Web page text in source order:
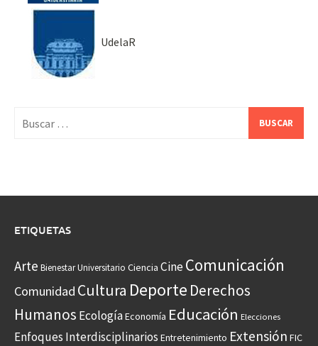
UdelaR
ETIQUETAS
Arte Bienestar Universitario Ciencia CineComunicación
Comunidad Cultura Deporte Derechos
Humanos EcologíaEconomía Educación Elecciones
Enfoques Interdisciplinarios Entretenimiento Extensión FIC